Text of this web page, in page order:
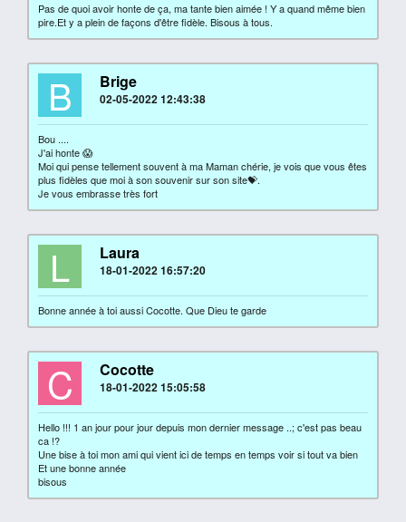
Pas de quoi avoir honte de ça, ma tante bien aimée ! Y a quand même bien
pire.Et y a plein de façons d'être fidèle. Bisous à tous.
B Brige
02-05-2022 12:43:38
Bou ....
J'ai honte 😱
Moi qui pense tellement souvent à ma Maman chérie, je vois que vous êtes
plus fidèles que moi à son souvenir sur son site💝.
Je vous embrasse très fort
L Laura
18-01-2022 16:57:20
Bonne année à toi aussi Cocotte. Que Dieu te garde
C Cocotte
18-01-2022 15:05:58
Hello !!! 1 an jour pour jour depuis mon dernier message ..; c'est pas beau
ca !?
Une bise à toi mon ami qui vient ici de temps en temps voir si tout va bien
Et une bonne année
bisous